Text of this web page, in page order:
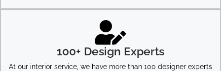
100+ Design Experts
At our interior service, we have more than 100 designer experts